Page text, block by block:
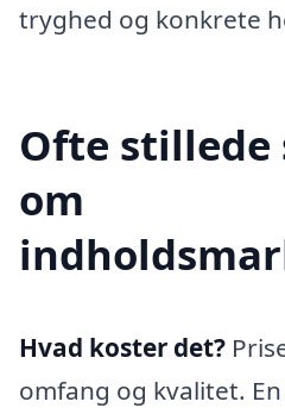
tryghed og konkrete
Ofte stillede
om
Hvad koster det?
omfang og kvalitet.